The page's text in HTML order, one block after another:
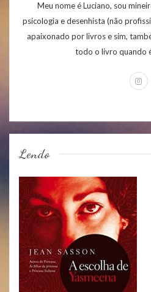
Meu nome é Luciano, sou
psicologia e desenhista (não
apaixonado por livros e sim,
todo o livro quando
Lendo